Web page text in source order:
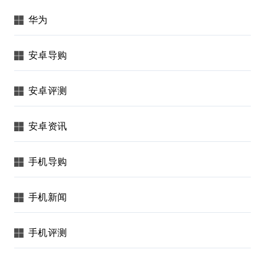
华为
安卓导购
安卓评测
安卓资讯
手机导购
手机新闻
手机评测